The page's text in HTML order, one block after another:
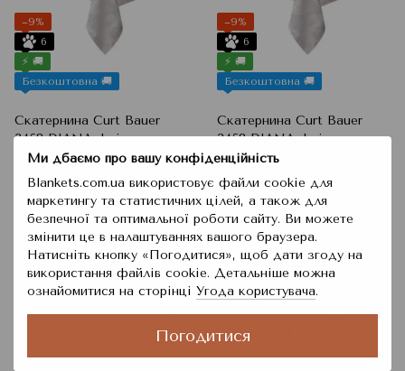
Ми дбаємо про вашу конфіденційність
Blankets.com.ua використовує файли cookie для
маркетингу та статистичних цілей, а також для
безпечної та оптимальної роботи сайту. Ви можете
змінити це в налаштуваннях вашого браузера.
Натисніть кнопку «Погодитися», щоб дати згоду на
використання файлів cookie. Детальніше можна
ознайомитися на сторінці Угода користувача.
Погодитися
−9%
6
⚡ 🚚
Безкоштовна 🚚
Скатернина Curt Bauer
3458 DIANA, Leinen,
130x225 см
4 622 грн 5 084 грн
Купити
−9%
6
⚡ 🚚
Безкоштовна 🚚
Скатернина Curt Bauer
3458 DIANA, Leinen,
160x250 см
5 575 грн
Купити